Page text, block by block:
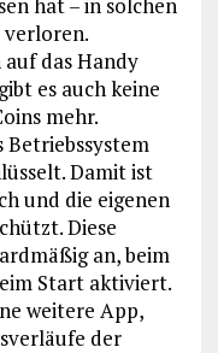
hat – in solchen
verloren.
das Handy
es auch keine
mehr.
Betriebssystem
Damit ist
und die eigenen
Diese
an, beim
Start aktiviert.
weitere App,
der